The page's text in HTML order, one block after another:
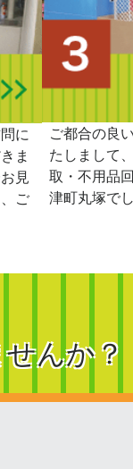
に
ま
見
ご
ご都合の良
たしまして
取・不用品
津町丸塚で
んか？